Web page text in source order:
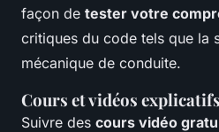
façon de tester votre
critiques du code tels que la
mécanique de conduite.
Cours et vidéos explicatifs
Suivre des cours vidéo